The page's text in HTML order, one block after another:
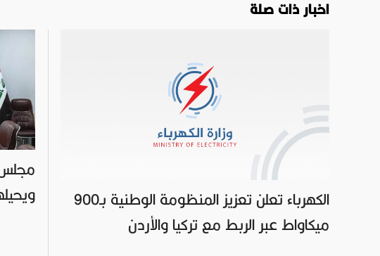
اخبار ذات صلة
الكهرباء تعلن تعزيز المنظومة الوطنية بـ900
ميكاواط عبر الربط مع تركيا والأردن